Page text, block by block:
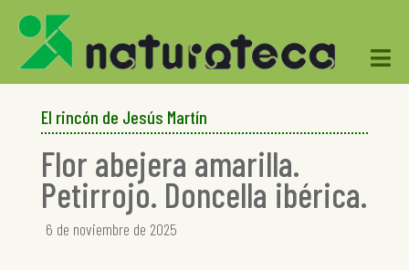

El rincón de Jesús Martín
Flor abejera amarilla.
Petirrojo. Doncella ibérica.
6 de noviembre de 2025